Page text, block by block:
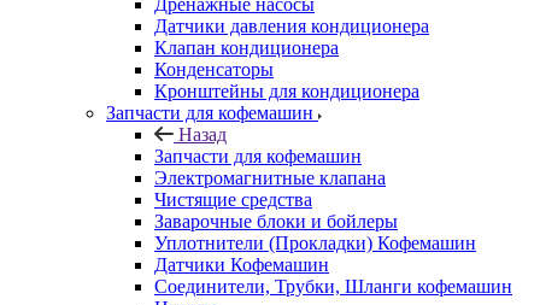
Дренажные насосы
Датчики давления кондиционера
Клапан кондиционера
Конденсаторы
Кронштейны для кондиционера
Запчасти для кофемашин
Назад
Запчасти для кофемашин
Электромагнитные клапана
Чистящие средства
Заварочные блоки и бойлеры
Уплотнители (Прокладки) Кофемашин
Датчики Кофемашин
Соединители, Трубки, Шланги кофемашин